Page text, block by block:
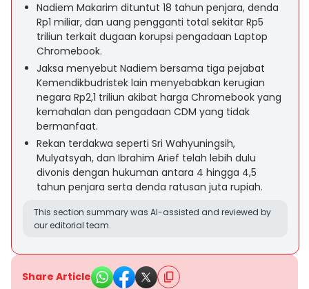
Nadiem Makarim dituntut 18 tahun penjara, denda
Rp1 miliar, dan uang pengganti total sekitar Rp5
triliun terkait dugaan korupsi pengadaan Laptop
Chromebook.
Jaksa menyebut Nadiem bersama tiga pejabat
Kemendikbudristek lain menyebabkan kerugian
negara Rp2,1 triliun akibat harga Chromebook yang
kemahalan dan pengadaan CDM yang tidak
bermanfaat.
Rekan terdakwa seperti Sri Wahyuningsih,
Mulyatsyah, dan Ibrahim Arief telah lebih dulu
divonis dengan hukuman antara 4 hingga 4,5
tahun penjara serta denda ratusan juta rupiah.
This section summary was AI-assisted and reviewed by
our editorial team.
Share Article